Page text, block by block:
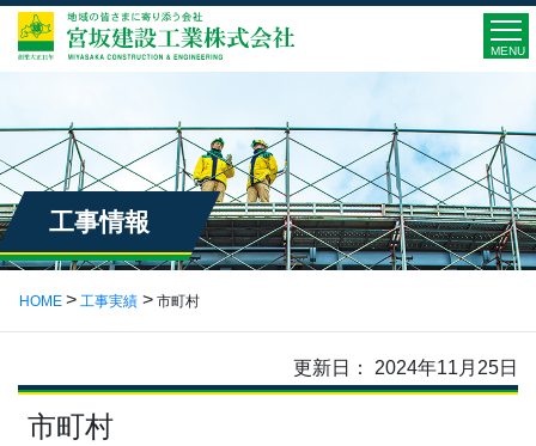
MENU
工事情報
HOME 工事実績 市町村
更新日： 2024年11月25日
市町村